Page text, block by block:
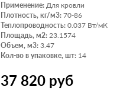
Применение: Для кровли
Плотность, кг/м3: 70-86
Теплопроводность: 0.037 Вт/мК
Площадь, м2: 23.1574
Объем, м3: 3.47
Кол-во в упаковке, шт: 14
37 820 руб